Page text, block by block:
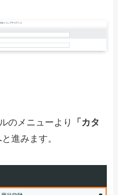
のメニューより
「カタ
進みます。